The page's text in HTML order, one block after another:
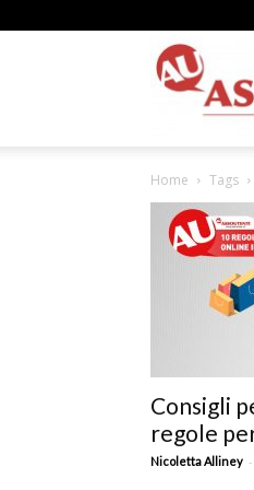
Home Tags
Consigli
regole
Nicoletta Alliney -